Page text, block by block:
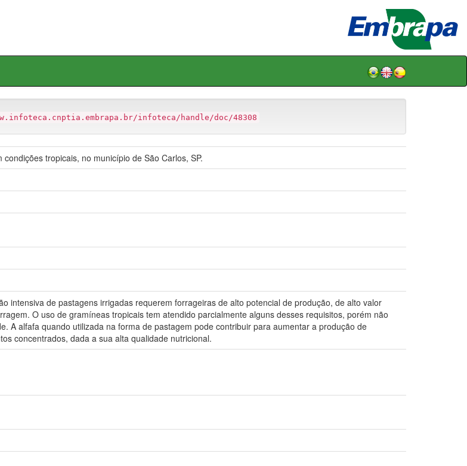
infoteca/handle/doc/48308
tropicais, no município de São Carlos, SP.
intensiva de pastagens irrigadas requerem forrageiras de alto potencial de produção, de alto valor
O uso de gramíneas tropicais tem atendido parcialmente alguns desses requisitos, porém não
A alfafa quando utilizada na forma de pastagem pode contribuir para aumentar a produção de
concentrados, dada a sua alta qualidade nutricional.